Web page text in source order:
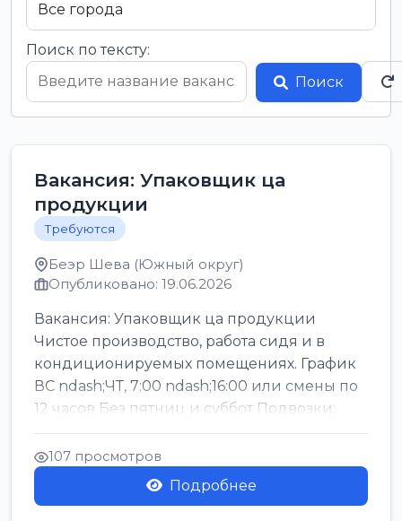
Поиск по тексту:
Поиск
Вакансия: Упаковщик ца
продукции
Требуются
Беэр Шева (Южный округ)
Опубликовано: 19.06.2026
Вакансия: Упаковщик ца продукции
Чистое производство, работа сидя и в
кондиционируемых помещениях. График
ВС ndash;ЧТ, 7:00 ndash;16:00 или смены по
12 часов Без пятниц и суббот Подвозки:
Офаким, Нети...
107 просмотров
Подробнее